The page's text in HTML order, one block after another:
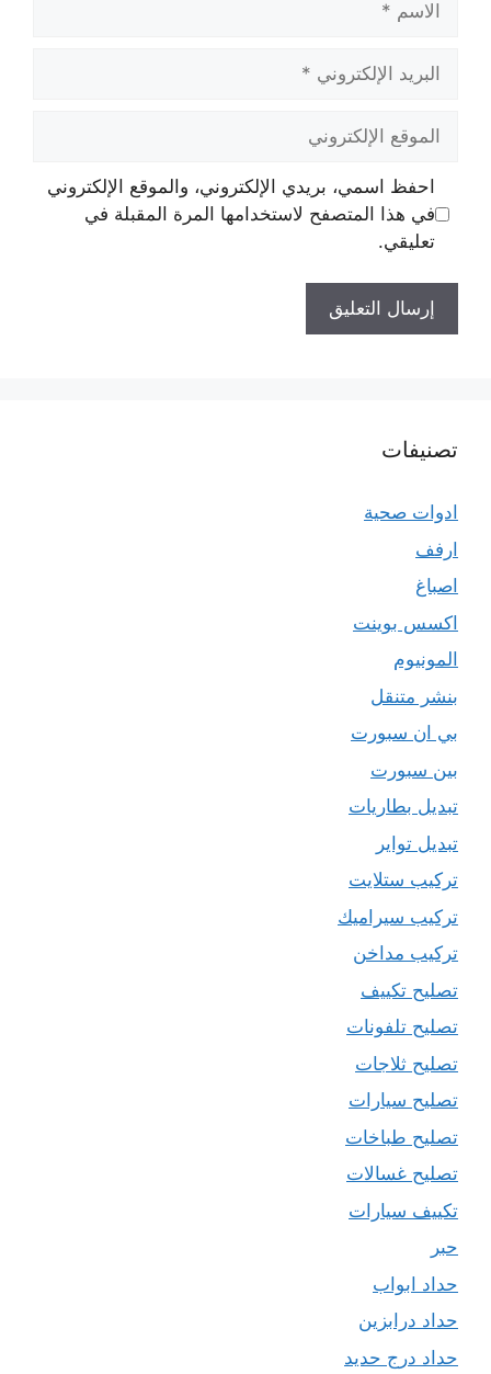
الإلكتروني
الإلكتروني
احفظ اسمي، بريدي الإلكتروني، والموقع الإلكتروني
في هذا المتصفح لاستخدامها المرة المقبلة في
تعليقي.
تصنيفات
ادوات صحية
ارفف
اصباغ
اكسس بوينت
المونيوم
بنشر متنقل
بي ان سبورت
بين سبورت
تبديل بطاريات
تبديل تواير
تركيب ستلايت
تركيب سيراميك
تركيب مداخن
تصليح تكييف
تصليح تلفونات
تصليح ثلاجات
تصليح سيارات
تصليح طباخات
تصليح غسالات
تكييف سيارات
حبر
حداد ابواب
حداد درابزين
حداد درج حديد